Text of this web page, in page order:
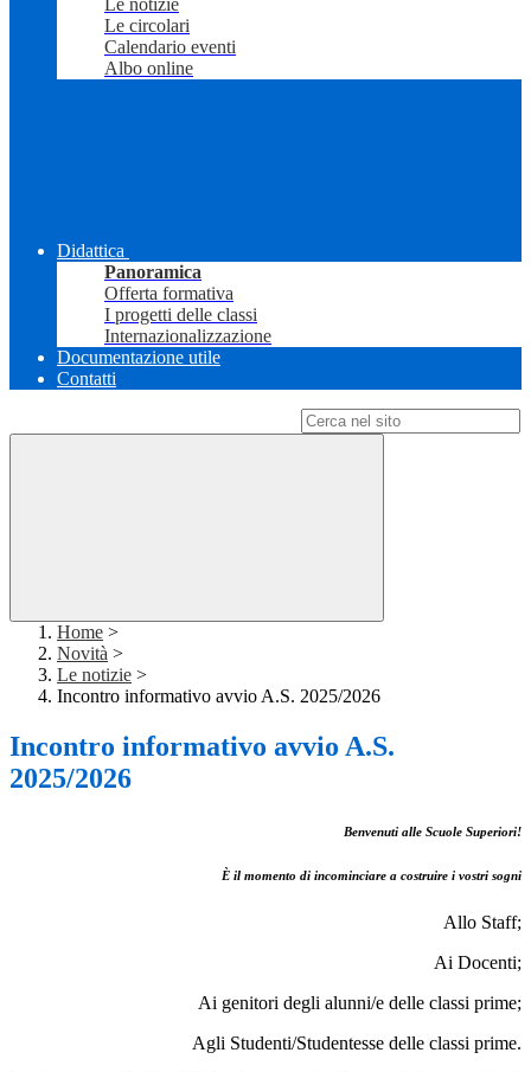
Le notizie
Le circolari
Calendario eventi
Albo online
Didattica
Panoramica
Offerta formativa
I progetti delle classi
Internazionalizzazione
Documentazione utile
Contatti
Home >
Novità >
Le notizie >
Incontro informativo avvio A.S. 2025/2026
Incontro informativo avvio A.S.
2025/2026
Benvenuti alle Scuole Superiori!
È il momento di incominciare a costruire i vostri sogni
Allo Staff;
Ai Docenti;
Ai genitori degli alunni/e delle classi prime;
Agli Studenti/Studentesse delle classi prime.